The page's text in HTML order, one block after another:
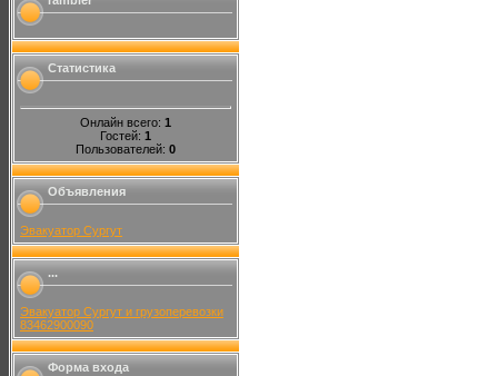
Статистика
Онлайн всего: 1
Гостей: 1
Пользователей: 0
Объявления
Эвакуатор Сургут
...
Эвакуатор Сургут и грузоперевозки
83462900090
Форма входа